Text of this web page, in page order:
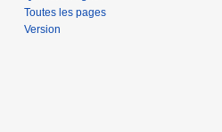
Toutes les pages
Version